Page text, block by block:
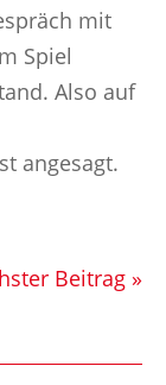
mit
Spiel
Also auf
angesagt.
Beitrag »